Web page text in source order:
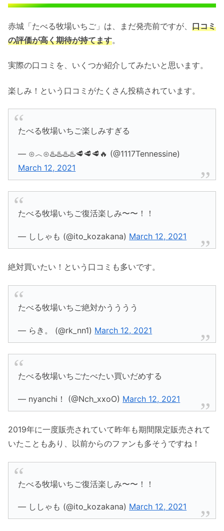
赤城「たべる牧場いちご」は、まだ発売前ですが、 口コミ
の評価が高く期待が持てます。
実際の口コミを、いくつか紹介してみたいと思います。
楽しみ！という口コミがたくさん投稿されています。
たべる牧場いちご楽しみすぎる
— ⊙︿⊙♨️♨️♨️♨️🥩🥩🥩🔥 (@1117Tennessine)
March 12, 2021
たべる牧場いちご復活楽しみ〜〜！！
— ししゃも (@ito_kozakana) March 12, 2021
絶対買いたい！という口コミも多いです。
たべる牧場いちご絶対かうううう
— らき。 (@rk_nn1) March 12, 2021
たべる牧場いちごたべたい買いだめする
— nyanchi！ (@Nch_xxoO) March 12, 2021
2019年に一度販売されていて昨年も期間限定販売されて
いたこともあり、以前からのファンも多そうですね！
たべる牧場いちご復活楽しみ〜〜！！
— ししゃも (@ito_kozakana) March 12, 2021